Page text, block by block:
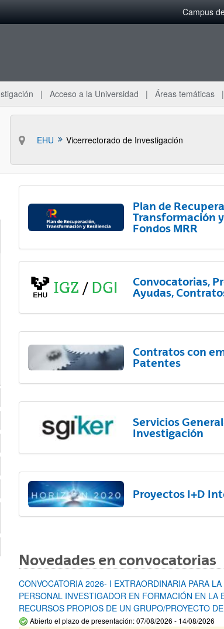
Campus
Acceso a la Universidad Áreas temáticas
EHU Vicerrectorado de Investigación
ocultar subpáginas
Plan de
Transformación
Fondos MRR
Convocatorias,
Ayudas,
Contratos con
Patentes
Servicios
Investigación
Proyectos I+D
Novedades en convocatorias
CONVOCATORIA 2026- I EXTRAORDINARIA PARA
PERSONAL INVESTIGADOR EN FORMACIÓN EN LA
RECURSOS PROPIOS DE UN GRUPO/PROYECTO
Abierto el plazo de presentación: 07/08/2026 - 14/08/2026